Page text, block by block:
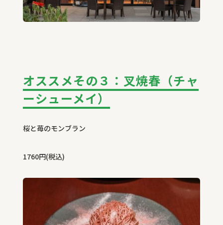
オススメその３：叉焼春（チャ
ーシューメイ）
桜と苺のモンブラン
1760円(税込)